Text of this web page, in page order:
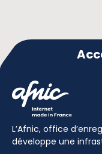
L’Afnic, office
développe une